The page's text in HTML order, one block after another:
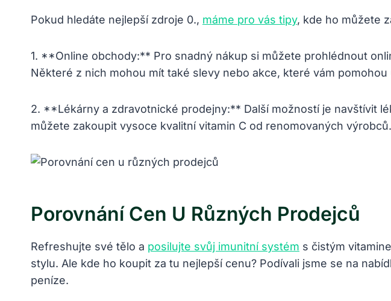
Pokud hledáte nejlepší zdroje 0., máme pro vás tipy, kde ho můžete
1. **Online obchody:** Pro snadný nákup si můžete prohlédnout
Některé z nich mohou mít také slevy nebo akce, které vám
2. **Lékárny a zdravotnické prodejny:** Další možností je navštívit
můžete zakoupit vysoce kvalitní vitamin C od renomovaných výrobců.
Porovnání Cen U Různých Prodejců
Refreshujte své tělo a posilujte svůj imunitní systém s čistým
stylu. Ale kde ho koupit za tu nejlepší cenu? Podívali jsme se na
peníze.